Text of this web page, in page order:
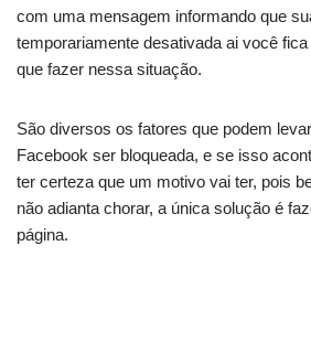
com uma mensagem informando que
temporariamente desativada ai você
que fazer nessa situação.
São diversos os fatores que podem
Facebook ser bloqueada, e se isso
ter certeza que um motivo vai ter, pois
não adianta chorar, a única solução é
página.